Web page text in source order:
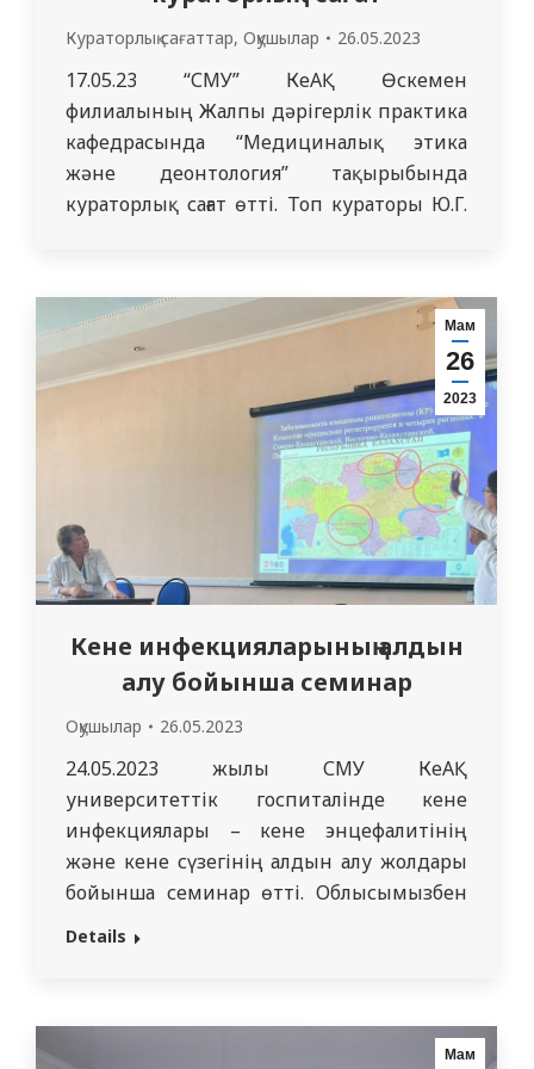
Кураторлық сағаттар, Оқушылар 26.05.2023
17.05.23 “СМУ” КеАҚ Өскемен
филиалының Жалпы дәрігерлік практика
кафедрасында “Медициналық этика
және деонтология” тақырыбында
кураторлық сағат өтті. Топ кураторы Ю.Г.
қарым-қатынас ережелері мен
нормаларын, науқастардың сауығуына
ықпал ететін медицина
қызметкерлерінің мінез-құлық стилін,
медициналық-этикалық принциптерді
практикалық қолдануды талқылады.
[/vc_column_text][/vc_column][/vc_row]
Мам
26
2023
Кене инфекцияларының алдын
алу бойынша семинар
Оқушылар 26.05.2023
24.05.2023 жылы СМУ КеАҚ
университеттік госпиталінде кене
инфекциялары – кене энцефалитінің
және кене сүзегінің алдын алу жолдары
бойынша семинар өтті. Облысымызбен
шектесетін ШҚО аумағында кене
аудандары, Риддер және Өскемен
Details
Мам